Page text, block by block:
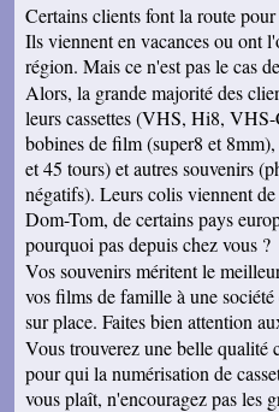
Certains clients font la route
Ils viennent en vacances ou ont
région. Mais ce n'est pas le cas
Alors, la grande majorité des
leurs cassettes (VHS, Hi8,
bobines de film (super8 et
et 45 tours) et autres souvenirs
négatifs). Leurs colis viennent
Dom-Tom, de certains pays
pourquoi pas depuis chez vous ?
Vos souvenirs méritent le
vos films de famille à une
sur place. Faites bien attention
Vous trouverez une belle qualité
pour qui la numérisation de
vous plaît, n'encouragez pas les